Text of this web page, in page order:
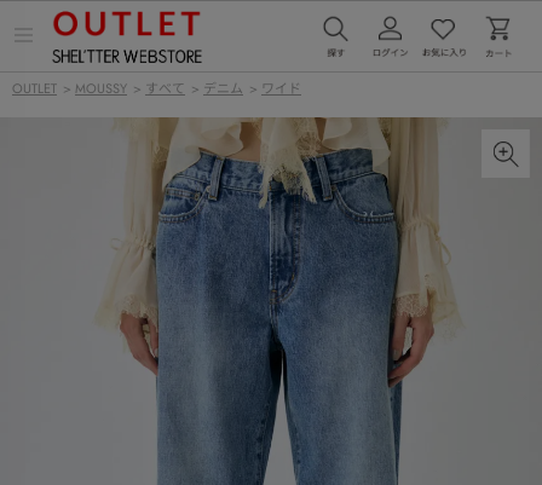
ー
OUTLET > MOUSSY > すべて > デニム > ワイド